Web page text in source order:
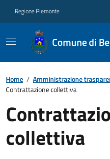
Regione Piemonte
Comune di
Home / Amministrazione
Contrattazione collettiva
collettiva